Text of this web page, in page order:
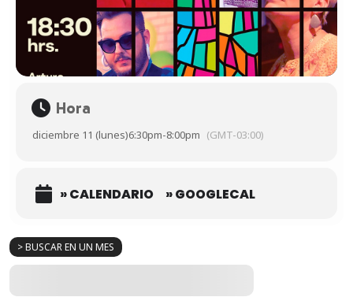
> BUSCAR EN UN MES
Hora
diciembre 11 (lunes)6:30pm-8:00pm (GMT-03:00)
» CALENDARIO » GOOGLECAL